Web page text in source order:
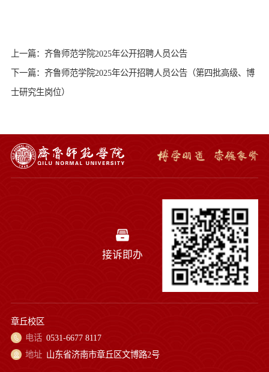
上一篇：齐鲁师范学院2025年公开招聘人员公告
下一篇：齐鲁师范学院2025年公开招聘人员公告（第四批高级、博
士研究生岗位）
接诉即办
章丘校区
电话 0531-6677 8117
地址 山东省济南市章丘区文博路2号